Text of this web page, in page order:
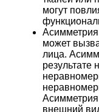
могут
может
лица.
результате
внешний